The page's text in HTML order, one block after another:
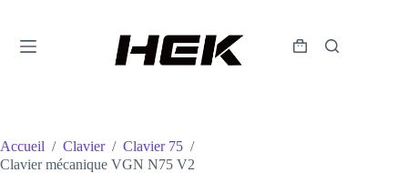
Accueil / Clavier / Clavier 75 /
Clavier mécanique VGN N75 V2